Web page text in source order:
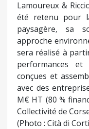
Lamoureux &
été retenu pour
paysagère, sa
approche
sera réalisé à
performances et
conçues et
avec des
M€ HT (80 %
Collectivité de
(Photo : Cità di